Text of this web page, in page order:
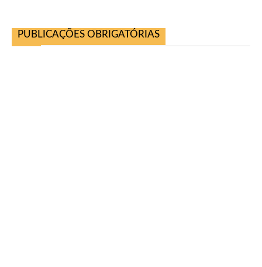
PUBLICAÇÕES OBRIGATÓRIAS